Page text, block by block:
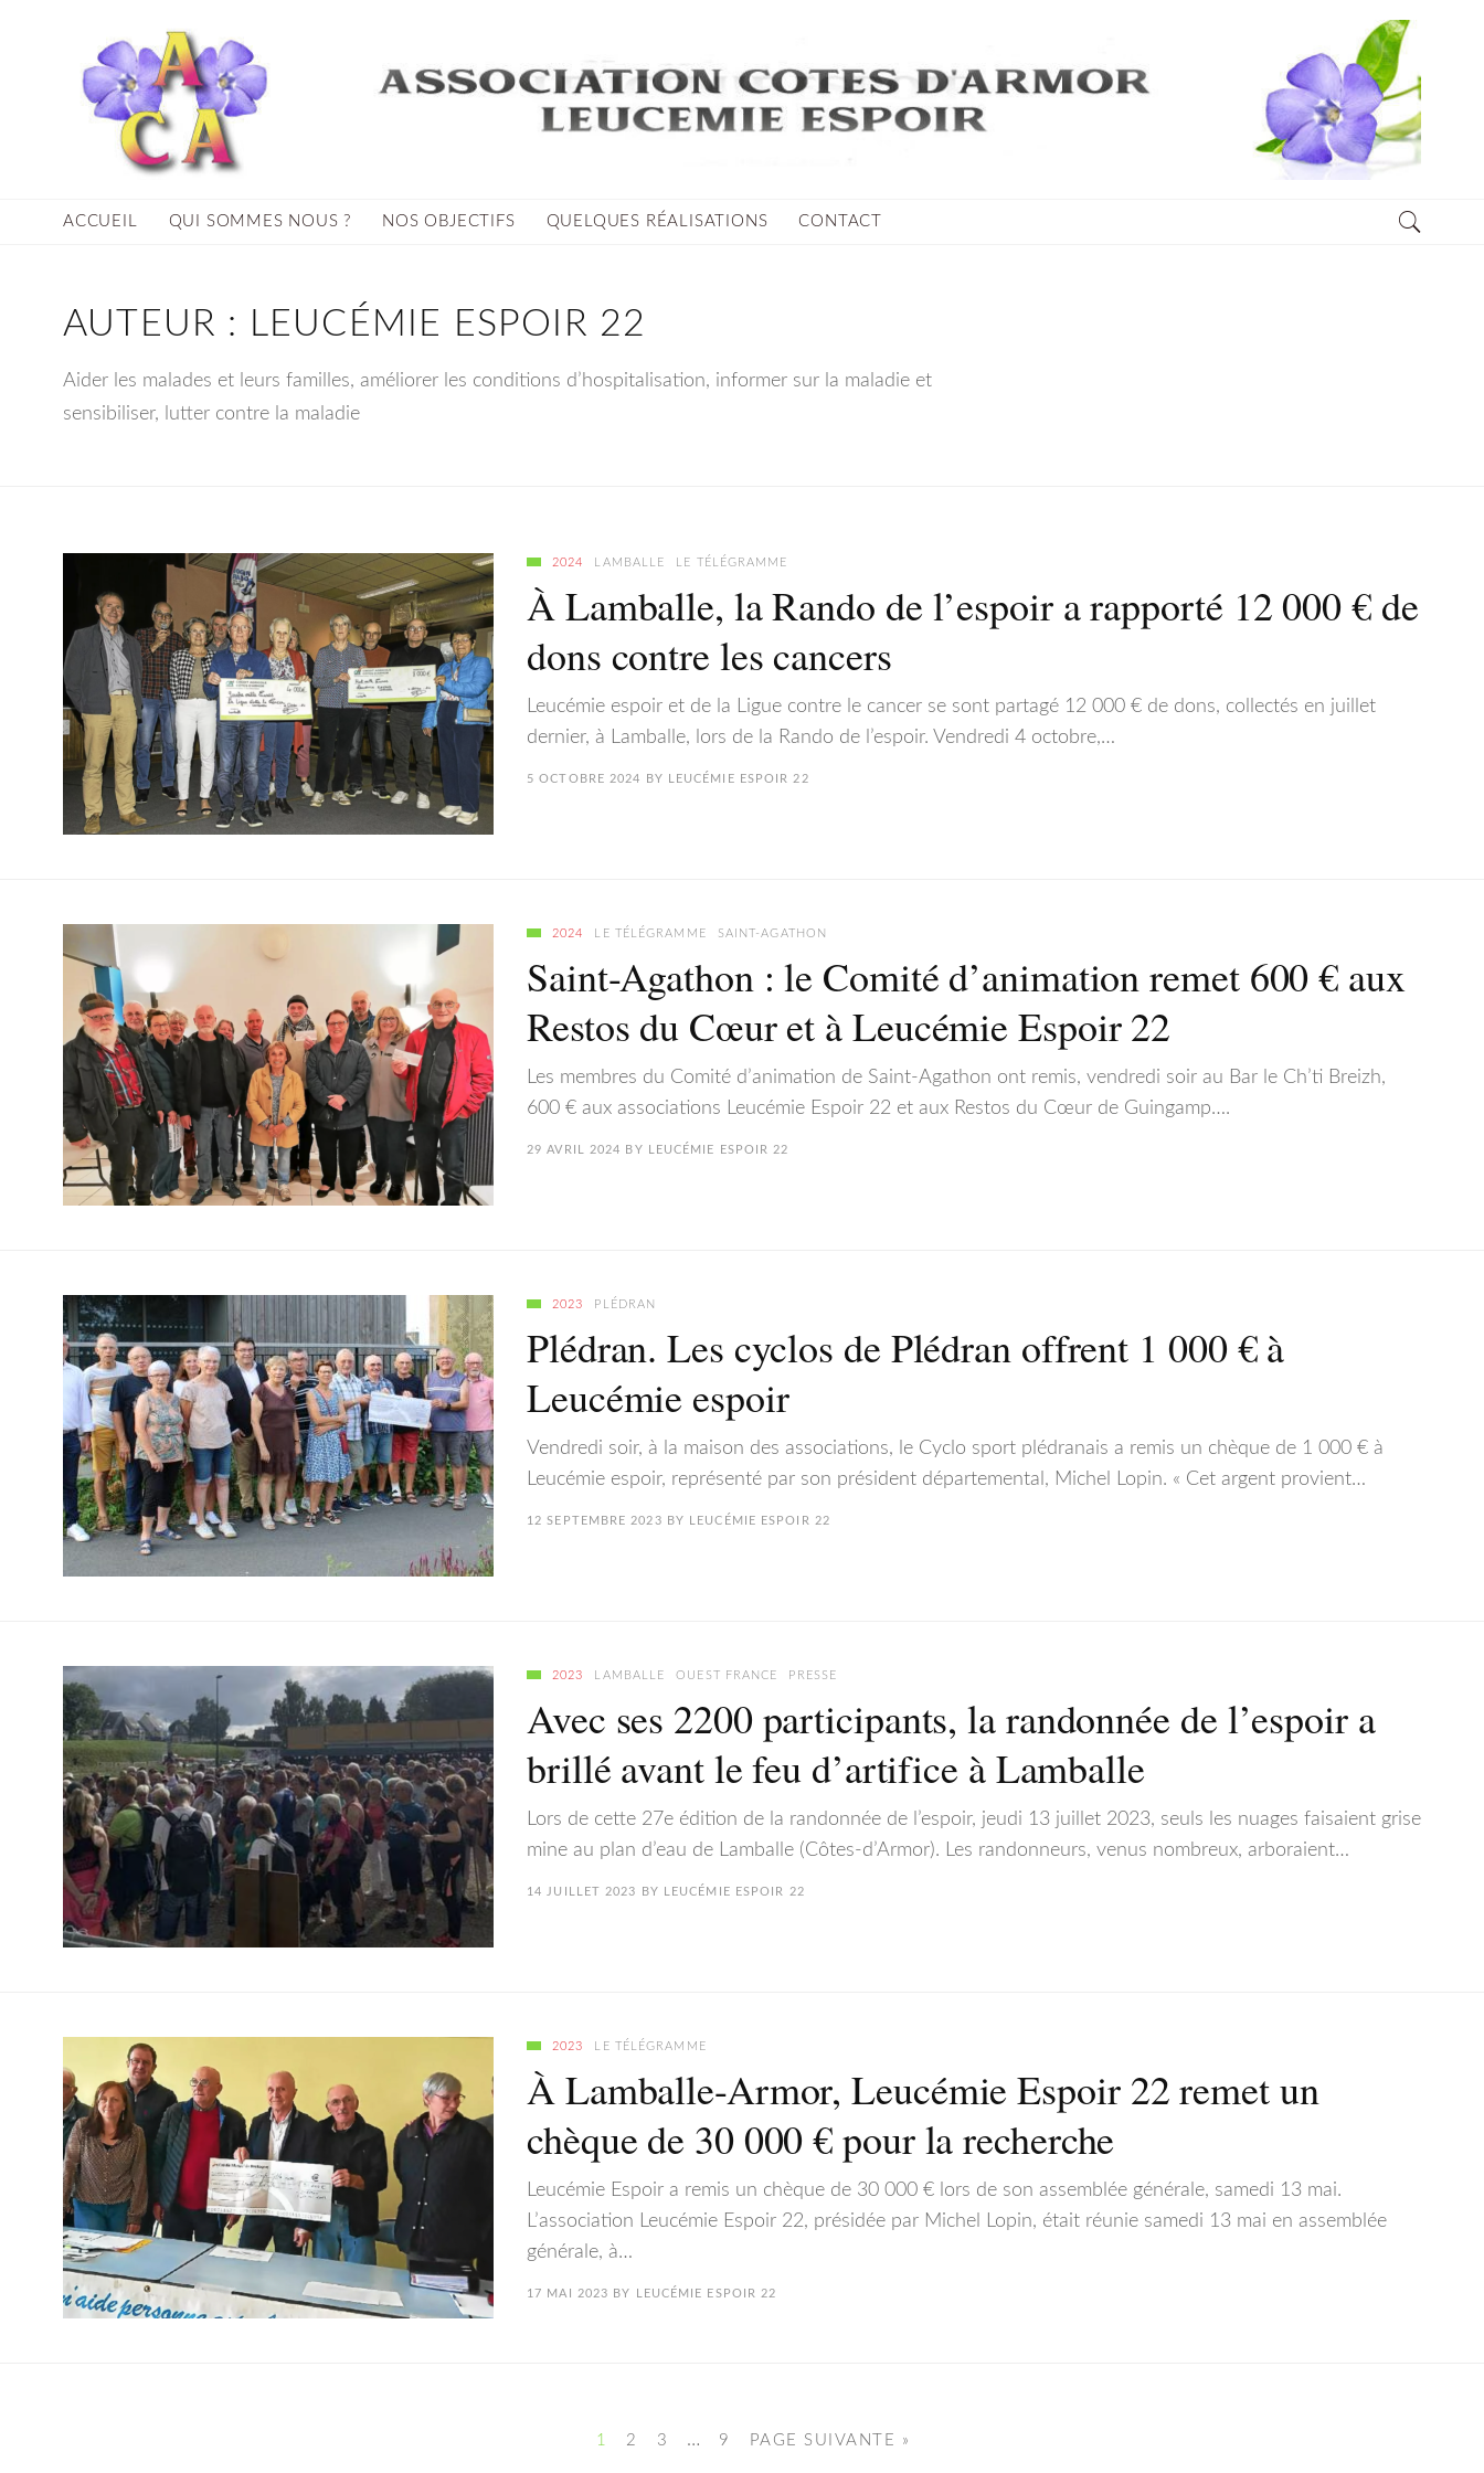
ACCUEIL QUI SOMMES NOUS ? NOS OBJECTIFS QUELQUES RÉALISATIONS CONTACT
AUTEUR : LEUCÉMIE ESPOIR 22
Aider les malades et leurs familles, améliorer les conditions d’hospitalisation, informer sur la maladie et
sensibiliser, lutter contre la maladie
2024 LAMBALLE LE TÉLÉGRAMME
À Lamballe, la Rando de l’espoir a rapporté 12 000 € de
dons contre les cancers
Leucémie espoir et de la Ligue contre le cancer se sont partagé 12 000 € de dons, collectés en juillet
dernier, à Lamballe, lors de la Rando de l’espoir. Vendredi 4 octobre,…
5 OCTOBRE 2024 BY LEUCÉMIE ESPOIR 22
2024 LE TÉLÉGRAMME SAINT-AGATHON
Saint-Agathon : le Comité d’animation remet 600 € aux
Restos du Cœur et à Leucémie Espoir 22
Les membres du Comité d’animation de Saint-Agathon ont remis, vendredi soir au Bar le Ch’ti Breizh,
600 € aux associations Leucémie Espoir 22 et aux Restos du Cœur de Guingamp….
29 AVRIL 2024 BY LEUCÉMIE ESPOIR 22
2023 PLÉDRAN
Plédran. Les cyclos de Plédran offrent 1 000 € à
Leucémie espoir
Vendredi soir, à la maison des associations, le Cyclo sport plédranais a remis un chèque de 1 000 € à
Leucémie espoir, représenté par son président départemental, Michel Lopin. « Cet argent provient…
12 SEPTEMBRE 2023 BY LEUCÉMIE ESPOIR 22
2023 LAMBALLE OUEST FRANCE PRESSE
Avec ses 2200 participants, la randonnée de l’espoir a
brillé avant le feu d’artifice à Lamballe
Lors de cette 27e édition de la randonnée de l’espoir, jeudi 13 juillet 2023, seuls les nuages faisaient grise
mine au plan d’eau de Lamballe (Côtes-d’Armor). Les randonneurs, venus nombreux, arboraient…
14 JUILLET 2023 BY LEUCÉMIE ESPOIR 22
2023 LE TÉLÉGRAMME
À Lamballe-Armor, Leucémie Espoir 22 remet un
chèque de 30 000 € pour la recherche
Leucémie Espoir a remis un chèque de 30 000 € lors de son assemblée générale, samedi 13 mai.
L’association Leucémie Espoir 22, présidée par Michel Lopin, était réunie samedi 13 mai en assemblée
générale, à…
17 MAI 2023 BY LEUCÉMIE ESPOIR 22
1 2 3 … 9 PAGE SUIVANTE »